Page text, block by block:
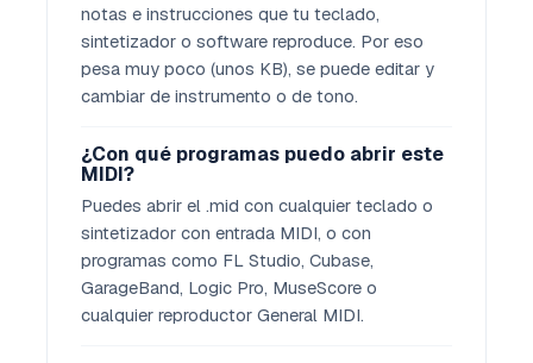
notas e instrucciones que tu teclado,
sintetizador o software reproduce. Por eso
pesa muy poco (unos KB), se puede editar y
cambiar de instrumento o de tono.
¿Con qué programas puedo abrir este
MIDI?
Puedes abrir el .mid con cualquier teclado o
sintetizador con entrada MIDI, o con
programas como FL Studio, Cubase,
GarageBand, Logic Pro, MuseScore o
cualquier reproductor General MIDI.